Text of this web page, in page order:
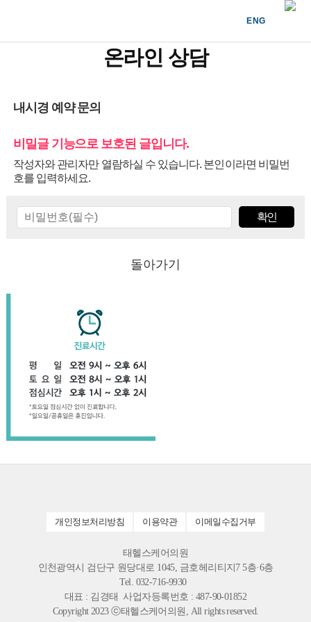
ENG
온라인 상담
내시경 예약 문의
비밀글 기능으로 보호된 글입니다.
작성자와 관리자만 열람하실 수 있습니다. 본인이라면 비밀번
호를 입력하세요.
돌아가기
개인정보처리방침 이용약관 이메일수집거부
태헬스케어의원
인천광역시 검단구 원당대로 1045, 금호헤리티지7 5층·6층
Tel. 032-716-9930
대표 : 김경태 사업자등록번호 : 487-90-01852
Copyright 2023 ⓒ태헬스케어의원, All rights reserved.